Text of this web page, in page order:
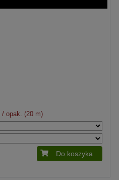
/ opak. (20 m)
Do koszyka